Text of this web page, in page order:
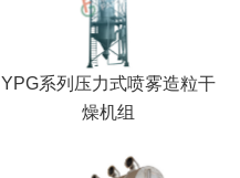
YPG系列压力式喷雾造粒干
燥机组